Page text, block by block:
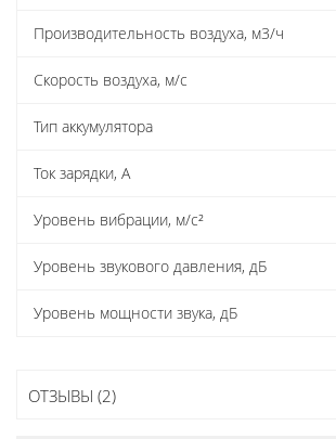
Производительность воздуха, м3/ч
Скорость воздуха, м/с
Тип аккумулятора
Ток зарядки, А
Уровень вибрации, м/с²
Уровень звукового давления, дБ
Уровень мощности звука, дБ
ОТЗЫВЫ (2)